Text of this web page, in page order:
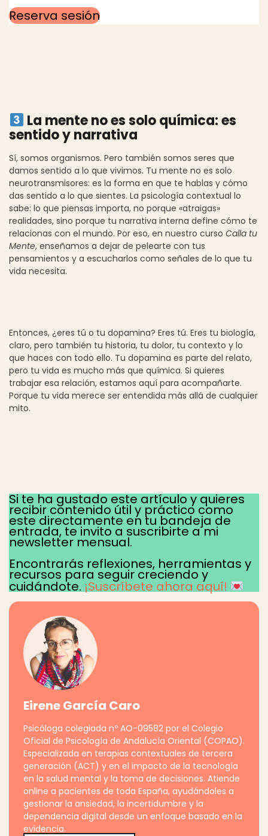
Reserva sesión
La mente no es solo química: es
sentido y narrativa
Sí, somos organismos. Pero también somos seres que
damos sentido a lo que vivimos. Tu mente no es solo
neurotransmisores: es la forma en que te hablas y cómo
das sentido a lo que sientes. La psicología contextual lo
sabe: lo que piensas importa, no porque «atraigas»
realidades, sino porque tu narrativa interna define cómo te
relacionas con el mundo. Por eso, en nuestro curso Calla tu
Mente, enseñamos a dejar de pelearte con tus
pensamientos y a escucharlos como señales de lo que tu
vida necesita.
Entonces, ¿eres tú o tu dopamina? Eres tú. Eres tu biología,
claro, pero también tu historia, tu dolor, tu contexto y lo
que haces con todo ello. Tu dopamina es parte del relato,
pero tu vida es mucho más que química. Si quieres
trabajar esa relación, estamos aquí para acompañarte.
Porque tu vida merece ser entendida más allá de cualquier
mito.
Si te ha gustado este artículo y quieres
recibir contenido útil y práctico como
este directamente en tu bandeja de
entrada, te invito a suscribirte a mi
newsletter mensual.
Encontrarás reflexiones, herramientas y
recursos para seguir creciendo y
cuidándote. ¡Suscríbete ahora aquí!
Eirene García Caro
Psicóloga colegiada nº AO-09582 por el Colegio
Oficial de Psicología de Andalucía Oriental (COPAO).
Especializada en terapias contextuales de tercera
generación (ACT) y en el impacto de la tecnología
en la salud mental y la toma de decisiones. Atiende
online a pacientes de toda España, ayudándoles a
gestionar la ansiedad, la incertidumbre y la
dependencia digital desde un enfoque basado en la
evidencia.